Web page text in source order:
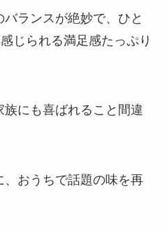
ランスが絶妙で、ひと
じられる満足感たっぷり
族にも喜ばれること間違
おうちで話題の味を再